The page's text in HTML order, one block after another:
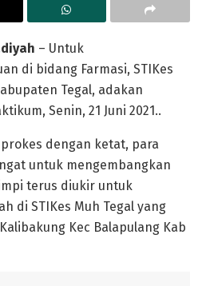
– Untuk
di bidang Farmasi, STIKes
Tegal, adakan
Senin, 21 Juni 2021..
dengan ketat, para
untuk mengembangkan
terus diukir untuk
di STIKes Muh Tegal yang
Kec Balapulang Kab